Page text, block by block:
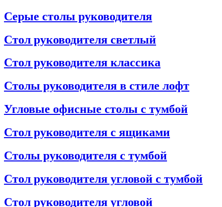
Серые столы руководителя
Стол руководителя светлый
Стол руководителя классика
Столы руководителя в стиле лофт
Угловые офисные столы с тумбой
Стол руководителя с ящиками
Столы руководителя с тумбой
Стол руководителя угловой с тумбой
Стол руководителя угловой